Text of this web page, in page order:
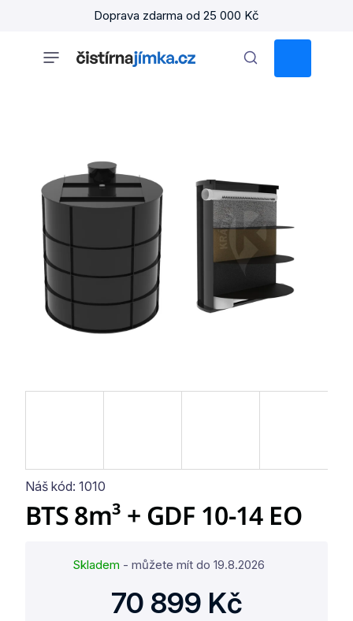
Doprava zdarma od 25 000 Kč
KOŠÍK
Náš kód: 1010
BTS 8m³ + GDF 10-14 EO
Skladem - můžete mít do 19.8.2026
70 899 Kč